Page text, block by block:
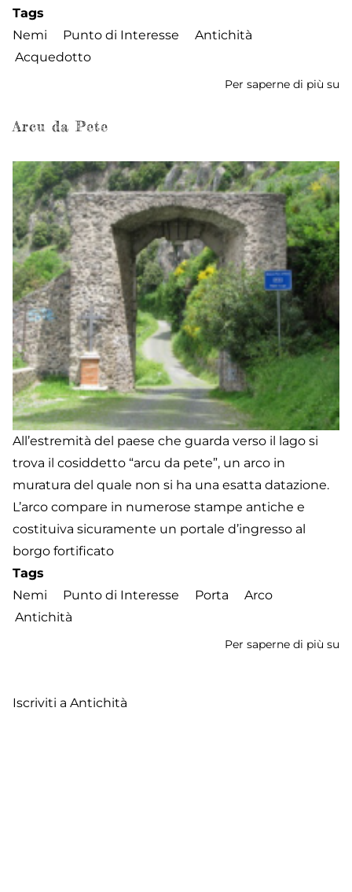
Tags
Nemi
Punto di Interesse
Antichità
Acquedotto
Per saperne di più su
Arcu da Pete
All’estremità del paese che guarda verso il lago si
trova il cosiddetto “arcu da pete”, un arco in
muratura del quale non si ha una esatta datazione.
L’arco compare in numerose stampe antiche e
costituiva sicuramente un portale d’ingresso al
borgo fortificato
Tags
Nemi
Punto di Interesse Porta
Arco
Antichità
Per saperne di più su
Iscriviti a Antichità